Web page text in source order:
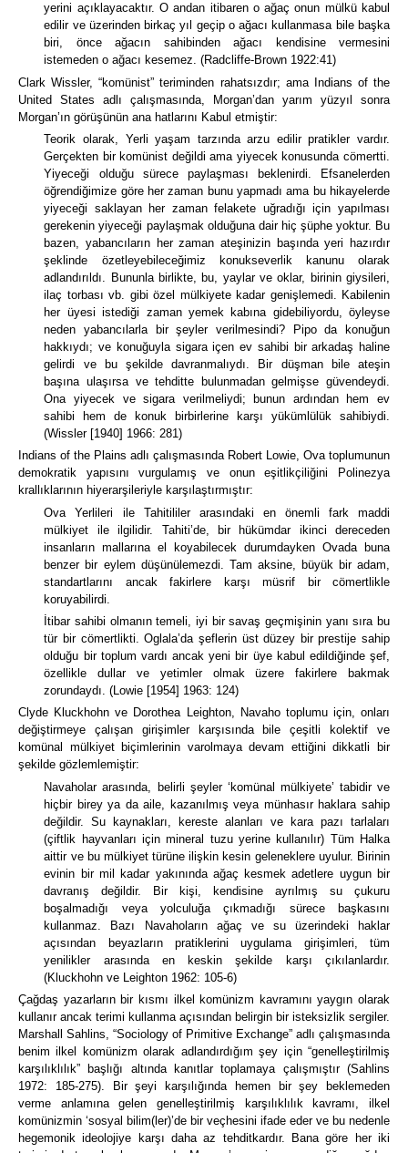
yerini açıklayacaktır. O andan itibaren o ağaç onun mülkü kabul
edilir ve üzerinden birkaç yıl geçip o ağacı kullanmasa bile başka
biri, önce ağacın sahibinden ağacı kendisine vermesini
istemeden o ağacı kesemez. (Radcliffe-Brown 1922:41)
Clark Wissler, “komünist” teriminden rahatsızdır; ama Indians of the
United States adlı çalışmasında,
Morgan’dan yarım yüzyıl sonra
Morgan’ın görüşünün ana hatlarını Kabul etmiştir:
Teorik olarak, Yerli yaşam tarzında arzu edilir pratikler vardır.
Gerçekten bir komünist değildi ama yiyecek konusunda cömertti.
Yiyeceği olduğu sürece paylaşması beklenirdi.
Efsanelerden
öğrendiğimize göre her zaman bunu yapmadı ama bu hikayelerde
yiyeceği saklayan her zaman felakete uğradığı için yapılması
gerekenin yiyeceği paylaşmak olduğuna dair hiç şüphe yoktur. Bu
bazen, yabancıların her zaman ateşinizin başında yeri hazırdır
şeklinde özetleyebileceğimiz konukseverlik kanunu olarak
adlandırıldı.
Bununla birlikte, bu, yaylar ve oklar, birinin giysileri,
ilaç torbası vb. gibi özel mülkiyete kadar genişlemedi. Kabilenin
her üyesi istediği zaman yemek kabına gidebiliyordu, öyleyse
neden yabancılarla bir şeyler verilmesindi? Pipo da konuğun
hakkıydı; ve konuğuyla sigara içen ev sahibi bir arkadaş haline
gelirdi ve bu şekilde davranmalıydı.
Bir düşman bile ateşin
başına ulaşırsa ve tehditte bulunmadan gelmişse güvendeydi.
Ona yiyecek ve sigara verilmeliydi; bunun ardından hem ev
sahibi hem de konuk birbirlerine karşı yükümlülük sahibiydi.
(Wissler [1940] 1966: 281)
Indians of the Plains adlı çalışmasında Robert Lowie, Ova toplumunun
demokratik yapısını vurgulamış ve onun eşitlikçiliğini Polinezya
krallıklarının hiyerarşileriyle karşılaştırmıştır:
Ova Yerlileri ile Tahitililer arasındaki en önemli fark maddi
mülkiyet ile ilgilidir.
Tahiti’de, bir hükümdar ikinci dereceden
insanların mallarına el koyabilecek durumdayken Ovada buna
benzer bir eylem düşünülemezdi.
Tam aksine, büyük bir adam,
standartlarını ancak fakirlere karşı müsrif bir cömertlikle
koruyabilirdi.
İtibar sahibi olmanın temeli, iyi bir savaş geçmişinin yanı sıra bu
tür bir cömertlikti.
Oglala’da şeflerin üst düzey bir prestije sahip
olduğu bir toplum vardı ancak yeni bir üye kabul edildiğinde şef,
özellikle dullar ve yetimler olmak üzere fakirlere bakmak
zorundaydı. (Lowie [1954] 1963: 124)
Clyde Kluckhohn ve Dorothea Leighton, Navaho toplumu için, onları
değiştirmeye çalışan girişimler karşısında bile çeşitli kolektif ve
komünal mülkiyet biçimlerinin varolmaya devam ettiğini dikkatli bir
şekilde gözlemlemiştir:
Navaholar arasında, belirli şeyler ‘komünal mülkiyete’ tabidir ve
hiçbir birey ya da aile, kazanılmış veya münhasır haklara sahip
değildir.Su kaynakları, kereste alanları ve kara pazı tarlaları
(çiftlik hayvanları için mineral tuzu yerine kullanılır) Tüm Halka
aittir ve bu mülkiyet türüne ilişkin kesin geleneklere uyulur. Birinin
evinin bir mil kadar yakınında ağaç kesmek adetlere uygun bir
davranış değildir.
Bir kişi, kendisine ayrılmış su çukuru
boşalmadığı veya yolculuğa çıkmadığı sürece başkasını
kullanmaz.
Bazı Navahoların ağaç ve su üzerindeki haklar
açısından beyazların pratiklerini uygulama girişimleri, tüm
yenilikler arasında en keskin şekilde karşı çıkılanlardır.
(Kluckhohn ve Leighton 1962: 105-6)
Çağdaş yazarların bir kısmı ilkel komünizm kavramını yaygın olarak
kullanır ancak terimi kullanma açısından belirgin bir isteksizlik sergiler.
Marshall Sahlins, “Sociology of Primitive Exchange” adlı çalışmasında
benim ilkel komünizm olarak adlandırdığım şey için “genelleştirilmiş
karşılıklılık” başlığı altında kanıtlar toplamaya çalışmıştır (Sahlins
1972: 185-275).
Bir şeyi karşılığında hemen bir şey beklemeden
verme anlamına gelen genelleştirilmiş karşılıklılık kavramı, ilkel
komünizmin ‘sosyal bilim(ler)’de bir veçhesini ifade eder ve bu nedenle
hegemonik ideolojiye karşı daha az tehditkardır.
Bana göre her iki